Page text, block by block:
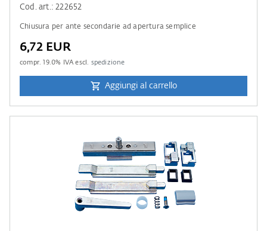
Cod. art.: 222652
Chiusura per ante secondarie ad apertura semplice
6,72 EUR
compr.19.0% IVA escl. spedizione
Aggiungi al carrello